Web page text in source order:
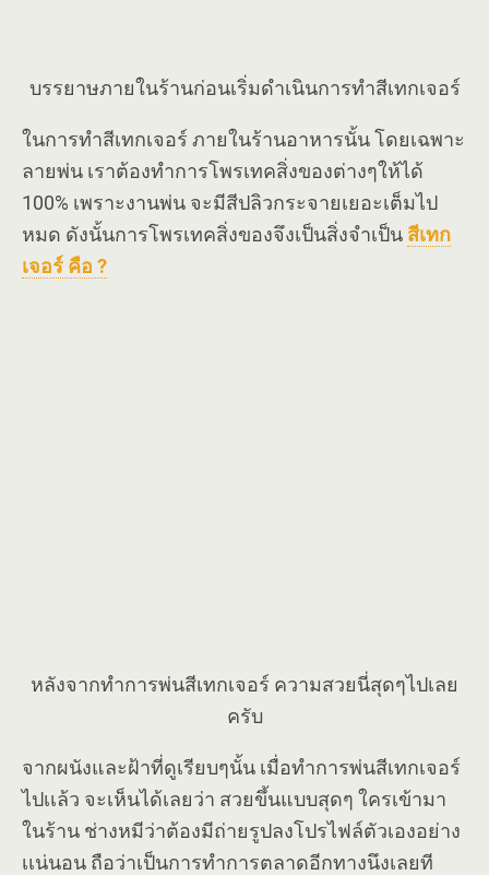
บรรยาษภายในร้านก่อนเริ่มดำเนินการทำสีเทกเจอร์
ในการทำสีเทกเจอร์ ภายในร้านอาหารนั้น โดยเฉพาะ
ลายพ่น เราต้องทำการโพรเทคสิ่งของต่างๆให้ได้
100% เพราะงานพ่น จะมีสีปลิวกระจายเยอะเต็มไป
หมด ดังนั้นการโพรเทคสิ่งของจึงเป็นสิ่งจำเป็น สีเทก
เจอร์ คือ ?
หลังจากทำการพ่นสีเทกเจอร์ ความสวยนี่สุดๆไปเลย
ครับ
จากผนังและฝ้าที่ดูเรียบๆนั้น เมื่อทำการพ่นสีเทกเจอร์
ไปเเล้ว จะเห็นได้เลยว่า สวยขึ้นแบบสุดๆ ใครเข้ามา
ในร้าน ช่างหมีว่าต้องมีถ่ายรูปลงโปรไฟล์ตัวเองอย่าง
เเน่นอน ถือว่าเป็นการทำการตลาดอีกทางนึงเลยที